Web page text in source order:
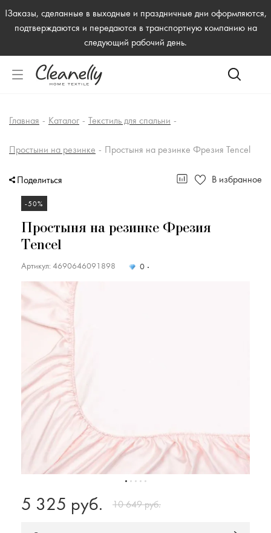
!Заказы, сделанные в выходные и праздничные дни оформляются,
подтверждаются и передаются в транспортную компанию на
следующий рабочий день.
Главная - Каталог - Текстиль для спальни -
Простыни на резинке - Простыня на резинке Фрезия Tencel
Поделиться В избранное
-50%
Простыня на резинке Фрезия
Tencel
Артикул: 4690646091898 0
5 325 руб. 10 649 руб.